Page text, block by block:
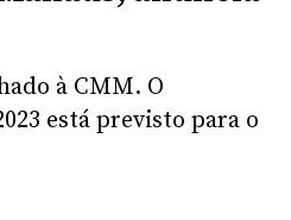
à CMM. O
está previsto para o